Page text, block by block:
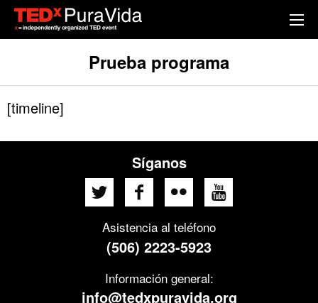
Prueba programa
[timeline]
Síganos
Asistencia al teléfono
(506) 2223-5923
Información general:
info@tedxpuravida.org